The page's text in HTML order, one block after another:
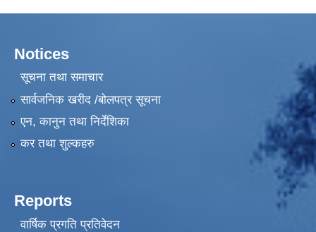
Notices
सूचना तथा समाचार
सार्वजनिक खरीद /बोलपत्र सूचना
एन, कानुन तथा निर्देशिका
कर तथा शुल्कहरु
Reports
वार्षिक प्रगति प्रतिवेदन